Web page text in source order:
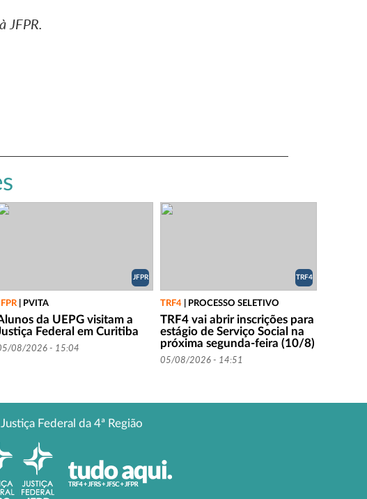
JFPR.
JFPR
| PVITA
da UEPG visitam a
Federal em Curitiba
08/2026 - 15:04
TRF4
TRF4 PROCESSO SELETIVO
TRF4 vai abrir inscrições para
estágio de Serviço Social na
próxima segunda-feira (10/8)
05/08/2026 - 14:51
Federal da 4ª Região